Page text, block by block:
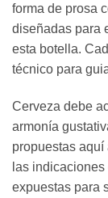
forma de prosa
diseñadas para
esta botella.
técnico para
Cerveza debe
armonía
propuestas
las
expuestas para